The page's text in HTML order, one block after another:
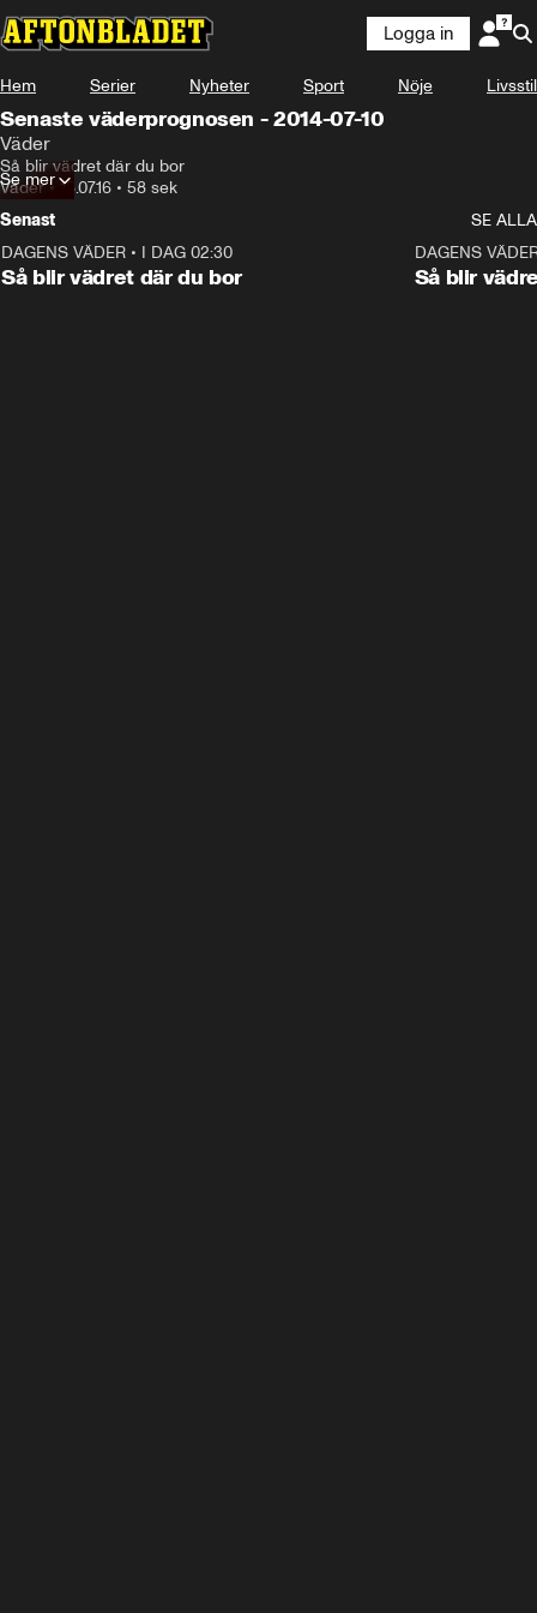
Logga in
Hem Serier Nyheter Sport Nöje Livsstil
Senaste väderprognosen - 2014-07-10
Väder
Så blir vädret där du bor
Väder• 18.07.16 • 58 sek
Se mer
Senast
SE ALLA
DAGENS VÄDER • I DAG 02:30
Så blir vädret där du bor
DAGENS
Så blir